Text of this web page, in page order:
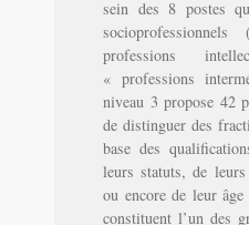
sein des 8 postes
professions
« professions
niveau 3 propose 42
de distinguer des
base des
leurs statuts, de leurs
ou encore de leur
constituent l’un des